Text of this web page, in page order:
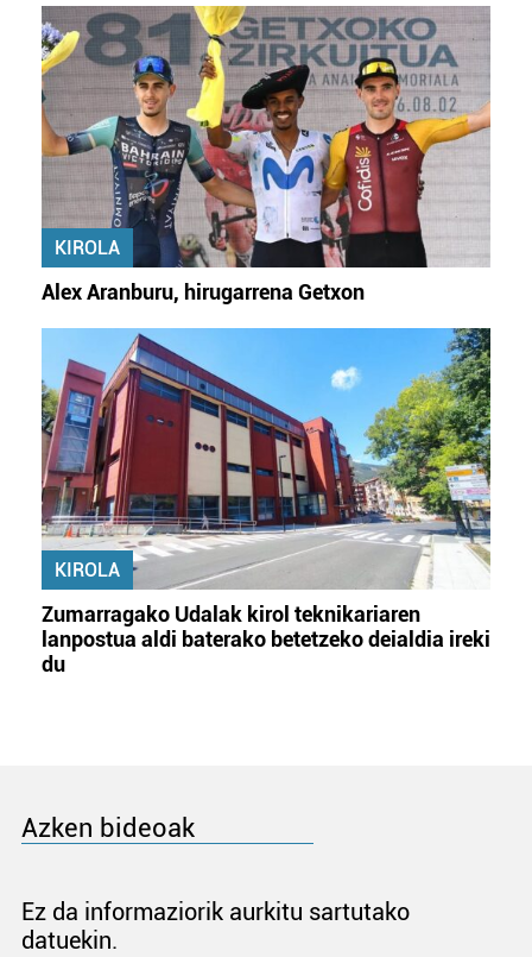
KIROLA
Alex Aranburu, hirugarrena Getxon
KIROLA
Zumarragako Udalak kirol teknikariaren
lanpostua aldi baterako betetzeko deialdia ireki
du
Azken bideoak
Ez da informaziorik aurkitu sartutako
datuekin.